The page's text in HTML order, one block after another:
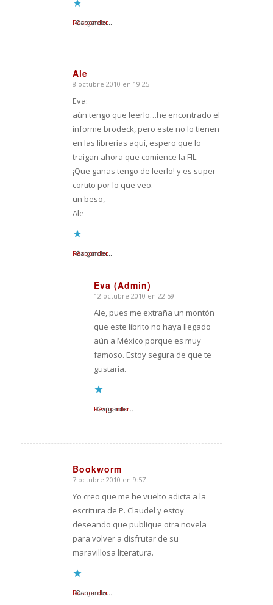
Cargando...
Responder
Ale
Dice:
8 octubre 2010 en 19:25
Eva:
aún tengo que leerlo…he encontrado el
informe brodeck, pero este no lo tienen
en las librerías aquí, espero que lo
traigan ahora que comience la FIL.
¡Que ganas tengo de leerlo! y es super
cortito por lo que veo.
un beso,
Ale
Cargando...
Responder
Eva (Admin)
Dice:
12 octubre 2010 en 22:59
Ale, pues me extraña un montón
que este librito no haya llegado
aún a México porque es muy
famoso. Estoy segura de que te
gustaría.
Cargando...
Responder
Bookworm
Dice:
7 octubre 2010 en 9:57
Yo creo que me he vuelto adicta a la
escritura de P. Claudel y estoy
deseando que publique otra novela
para volver a disfrutar de su
maravillosa literatura.
Cargando...
Responder